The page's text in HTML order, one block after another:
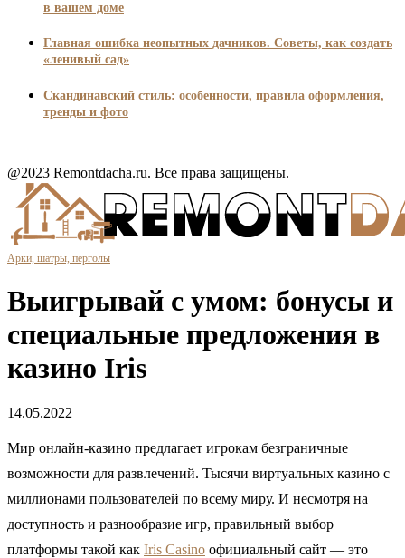
в вашем доме
Главная ошибка неопытных дачников. Советы, как создать
«ленивый сад»
Скандинавский стиль: особенности, правила оформления,
тренды и фото
@2023 Remontdacha.ru. Все права защищены.
Арки, шатры, перголы
Выигрывай с умом: бонусы и
специальные предложения в
казино Iris
14.05.2022
Мир онлайн-казино предлагает игрокам безграничные
возможности для развлечений. Тысячи виртуальных казино с
миллионами пользователей по всему миру. И несмотря на
доступность и разнообразие игр, правильный выбор
платформы такой как Iris Сasino официальный сайт — это